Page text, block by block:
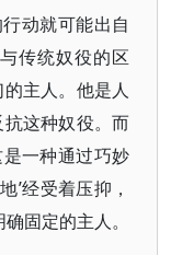
动就可能出自
传统奴役的区
主人。他是人
这种奴役。而
一种通过巧妙
’经受着压抑，
固定的主人。